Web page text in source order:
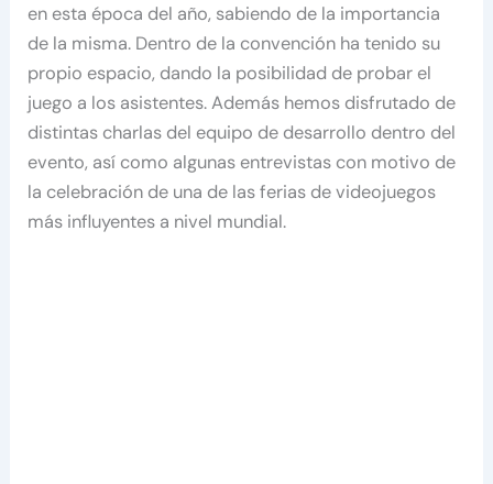
en esta época del año, sabiendo de la importancia
de la misma. Dentro de la convención ha tenido su
propio espacio, dando la posibilidad de probar el
juego a los asistentes. Además hemos disfrutado de
distintas charlas del equipo de desarrollo dentro del
evento, así como algunas entrevistas con motivo de
la celebración de una de las ferias de videojuegos
más influyentes a nivel mundial.